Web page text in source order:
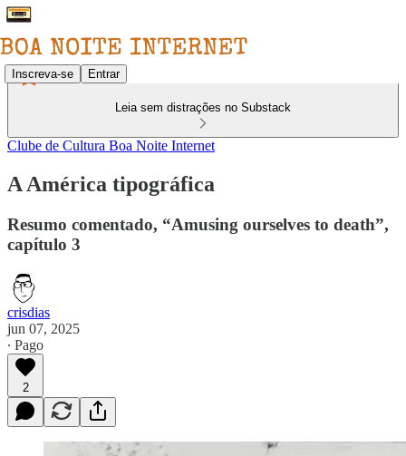
Inscreva-se Entrar
Leia sem distrações no Substack
Clube de Cultura Boa Noite Internet
A América tipográfica
Resumo comentado, “Amusing ourselves to death”,
capítulo 3
crisdias
jun 07, 2025
∙ Pago
2